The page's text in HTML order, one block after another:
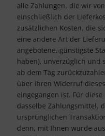
alle Zahlungen, die wir
einschließlich der
zusätzlichen Kosten, die
eine andere Art der
angebotene, günstigste
haben), unverzüglich und
ab dem Tag
über Ihren Widerruf
eingegangen ist. Für
dasselbe Zahlungsmittel,
ursprünglichen
denn, mit Ihnen wurde